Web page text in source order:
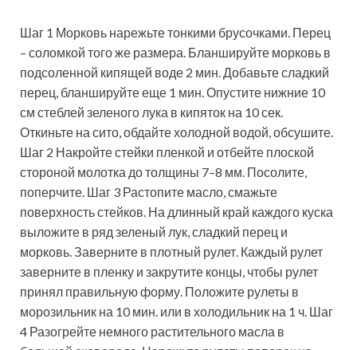
Шаг 1 Морковь нарежьте тонкими брусочками. Перец
– соломкой того же размера. Бланшируйте морковь в
подсоленной кипящей воде 2 мин. Добавьте сладкий
перец, бланшируйте еще 1 мин. Опустите нижние 10
см стеблей зеленого лука в кипяток на 10 сек.
Откиньте на сито, обдайте холодной водой, обсушите.
Шаг 2 Накройте стейки пленкой и отбейте плоской
стороной молотка до толщины 7–8 мм. Посолите,
поперчите. Шаг 3 Растопите масло, смажьте
поверхность стейков. На длинный край каждого куска
выложите в ряд зеленый лук, сладкий перец и
морковь. Заверните в плотный рулет. Каждый рулет
заверните в пленку и закрутите концы, чтобы рулет
принял правильную форму. Положите рулеты в
морозильник на 10 мин. или в холодильник на 1 ч. Шаг
4 Разогрейте немного растительного масла в